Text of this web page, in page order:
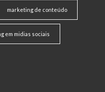
marketing de conteúdo
em midias sociais